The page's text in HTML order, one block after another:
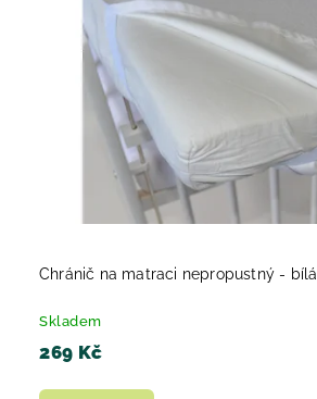
Chránič na matraci nepropustný - bílá
Skladem
269 Kč